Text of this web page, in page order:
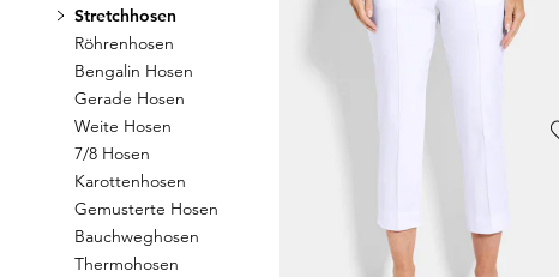
Stretchhosen
Röhrenhosen
Bengalin Hosen
Gerade Hosen
Weite Hosen
7/8 Hosen
Karottenhosen
Gemusterte Hosen
Bauchweghosen
Thermohosen
Sortieren Farben